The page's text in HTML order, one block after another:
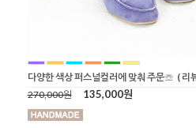
다양한 색상 퍼스널컬러에 맞춰 주문☏ ( 리
270,000원
135,000원